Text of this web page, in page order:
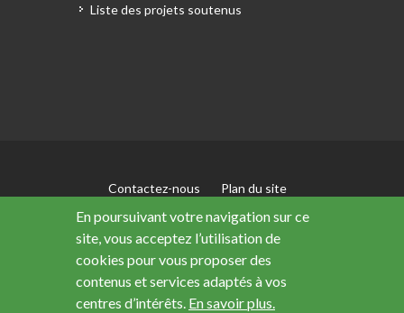
En poursuivant votre navigation sur ce
site, vous acceptez l’utilisation de
cookies pour vous proposer des
contenus et services adaptés à vos
centres d’intérêts. En savoir plus.
Liste des projets soutenus
Contactez-nous
Plan du site
Mentions légales
Accessibilité : non conforme
Données personnelles